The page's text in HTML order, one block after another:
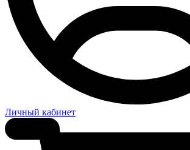
Личный кабинет